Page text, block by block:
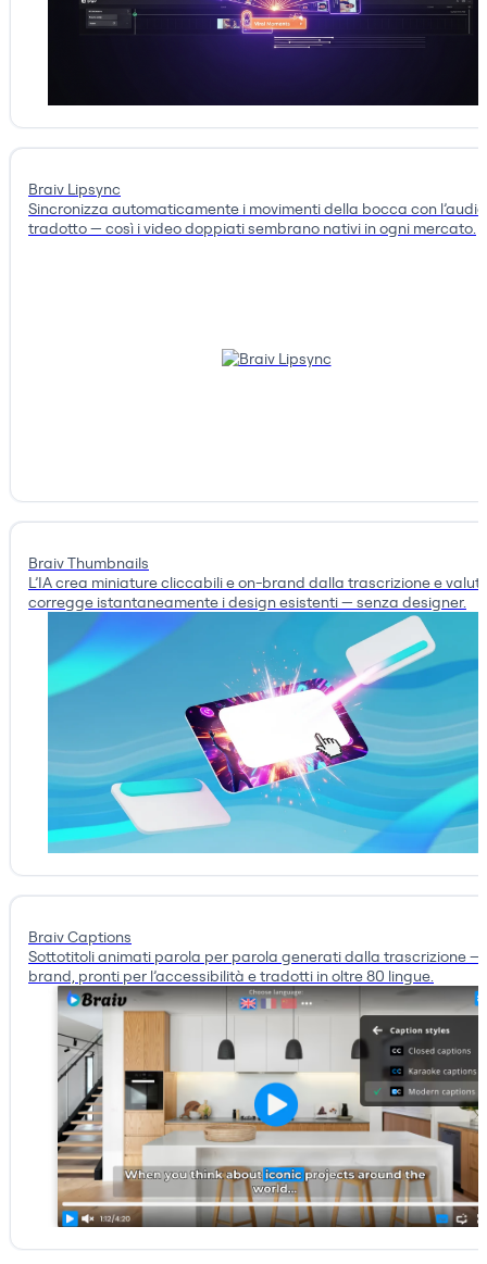
Braiv Lipsync
Sincronizza automaticamente i movimenti della bocca con l’audio
tradotto — così i video doppiati sembrano nativi in ogni mercato.
Braiv Thumbnails
L’IA crea miniature cliccabili e on-brand dalla trascrizione e
corregge istantaneamente i design esistenti — senza designer.
Braiv Captions
Sottotitoli animati parola per parola generati dalla trascrizione —
brand, pronti per l’accessibilità e tradotti in oltre 80 lingue.